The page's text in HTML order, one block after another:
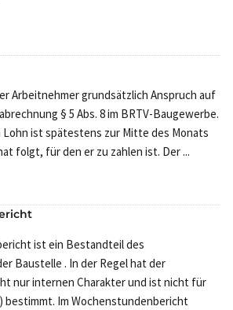
Arbeitnehmer grundsätzlich Anspruch auf
§ 5 Abs. 8 im BRTV-Baugewerbe.
Lohn ist spätestens zur Mitte des Monats
folgt, für den er zu zahlen ist. Der ...
ist ein Bestandteil des
Baustelle . In der Regel hat der
nur internen Charakter und ist nicht für
bestimmt. Im Wochenstundenbericht